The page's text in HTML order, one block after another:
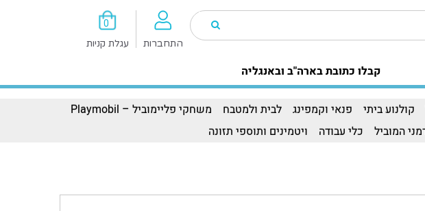
0
עגלת קניות התחברות
קבלו כתובת בארה"ב ובאנגליה
קולנוע ביתי פנאי וקמפינג לבית ולמטבח
משחקי פליימוביל – Playmobil
כלי עבודה ויטמינים ותוספי תזונה